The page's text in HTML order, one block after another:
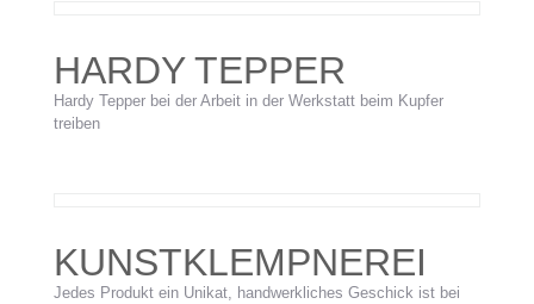
HARDY TEPPER
Hardy Tepper bei der Arbeit in der Werkstatt beim Kupfer
treiben
KUNSTKLEMPNEREI
Jedes Produkt ein Unikat, handwerkliches Geschick ist bei